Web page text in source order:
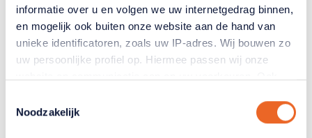
informatie over u en volgen we uw internetgedrag binnen,
en mogelijk ook buiten onze website aan de hand van
unieke identificatoren, zoals uw IP-adres. Wij bouwen zo
uw persoonlijke profiel op. Hiermee passen wij onze
van uw recente internetgedrag. Ook delen we mogelijk
Noodzakelijk
19 augustus 2024